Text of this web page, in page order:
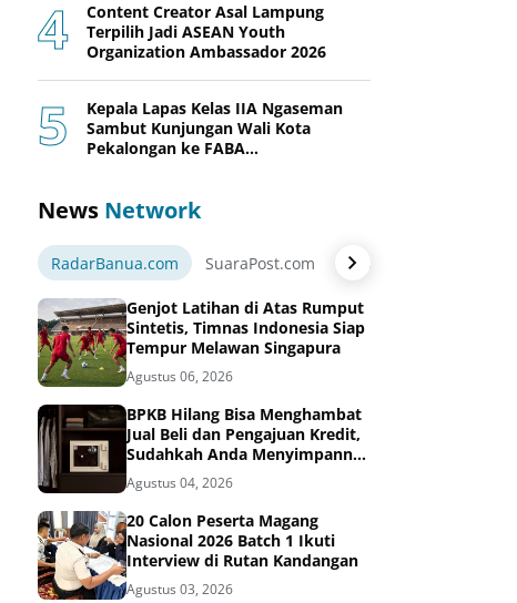
Content Creator Asal Lampung
Terpilih Jadi ASEAN Youth
Organization Ambassador 2026
Kepala Lapas Kelas IIA Ngaseman
Sambut Kunjungan Wali Kota
Pekalongan ke FABA
News Network
RadarBanua.com SuaraPost.com NarasiNews.com
Genjot Latihan di Atas Rumput
Sintetis, Timnas Indonesia Siap
Tempur Melawan Singapura
Agustus 06, 2026
BPKB Hilang Bisa Menghambat
Jual Beli dan Pengajuan Kredit,
Sudahkah Anda Menyimpannya
di Brankas BPKB?
Agustus 04, 2026
20 Calon Peserta Magang
Nasional 2026 Batch 1 Ikuti
Interview di Rutan Kandangan
Agustus 03, 2026